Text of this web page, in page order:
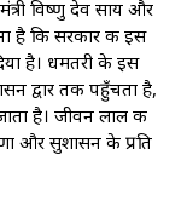
विष्णु देव साय और
है कि सरकार की इस
है। धमतरी के इस
द्वार तक पहुँचता है,
है। जीवन लाल की
और सुशासन के प्रति